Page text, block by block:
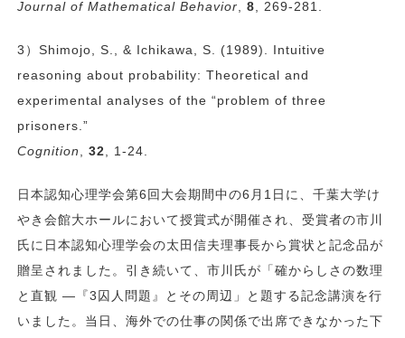
Journal of Mathematical Behavior ,8 , 269-281.
3）Shimojo, S., & Ichikawa, S. (1989). Intuitive
reasoning about probability: Theoretical and
experimental analyses of the “problem of three
prisoners.”
Cognition
,32 , 1-24.
日本認知心理学会第6回大会期間中の6月1日に、千葉大学け
やき会館大ホールにおいて授賞式が開催され、受賞者の市川
氏に日本認知心理学会の太田信夫理事長から賞状と記念品が
贈呈されました。引き続いて、市川氏が「確からしさの数理
と直観 ―『3囚人問題』とその周辺」と題する記念講演を行
いました。当日、海外での仕事の関係で出席できなかった下